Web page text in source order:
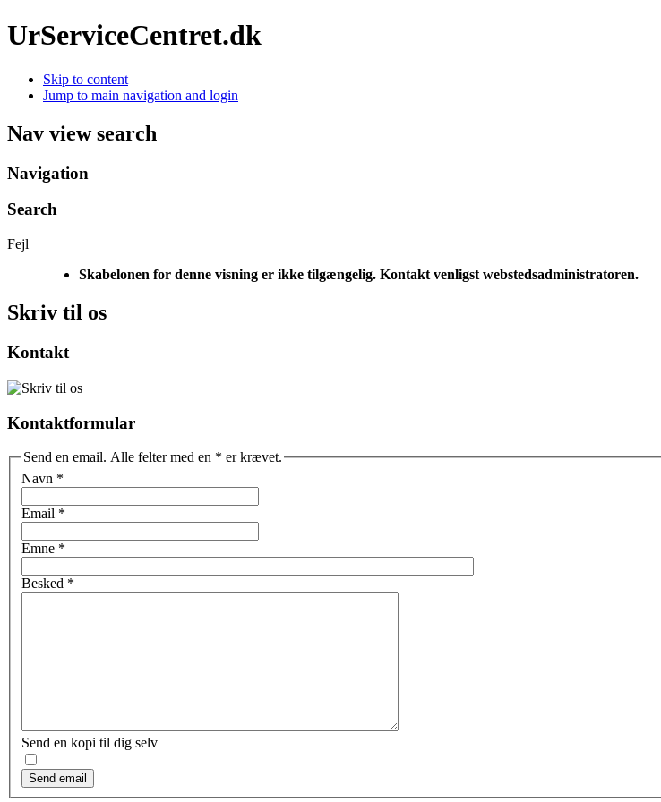
UrServiceCentret.dk
Skip to content
Jump to main navigation and login
Nav view search
Navigation
Search
Fejl
Skabelonen for denne visning er ikke tilgængelig. Kontakt venligst webstedsadministratoren.
Skriv til os
Kontakt
Kontaktformular
Send en email. Alle felter med en * er krævet.
Navn *
Email *
Emne *
Besked *
Send en kopi til dig selv
Send email